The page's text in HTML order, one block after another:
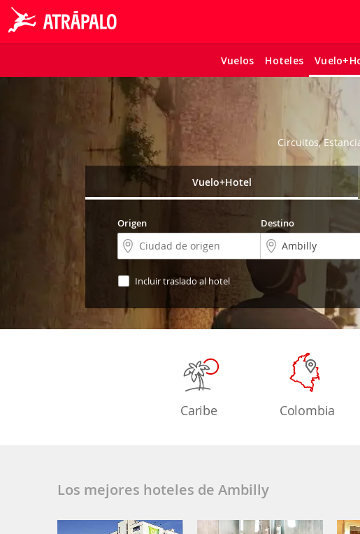
Vuelos Hoteles
Circuitos,
Vuelo+Hotel
Origen Destino
Incluir traslado al hotel
Caribe Colombia
Los mejores hoteles de Ambilly